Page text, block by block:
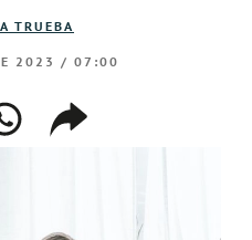
TRUEBA
2023 / 07:00
compartir
enlace